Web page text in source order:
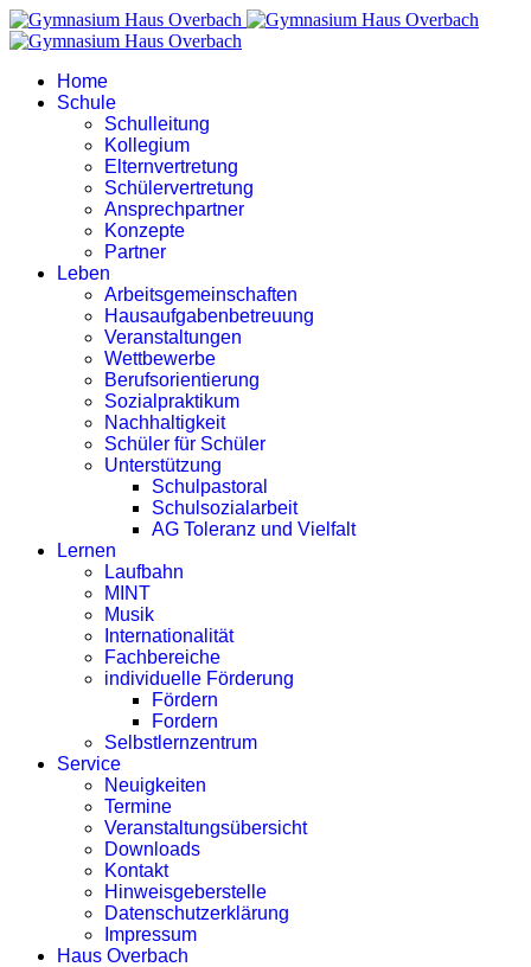
Home
Schule
Schulleitung
Kollegium
Elternvertretung
Schülervertretung
Ansprechpartner
Konzepte
Partner
Leben
Arbeitsgemeinschaften
Hausaufgabenbetreuung
Veranstaltungen
Wettbewerbe
Berufsorientierung
Sozialpraktikum
Nachhaltigkeit
Schüler für Schüler
Unterstützung
Schulpastoral
Schulsozialarbeit
AG Toleranz und Vielfalt
Lernen
Laufbahn
MINT
Musik
Internationalität
Fachbereiche
individuelle Förderung
Fördern
Fordern
Selbstlernzentrum
Service
Neuigkeiten
Termine
Veranstaltungsübersicht
Downloads
Kontakt
Hinweisgeberstelle
Datenschutzerklärung
Impressum
Haus Overbach